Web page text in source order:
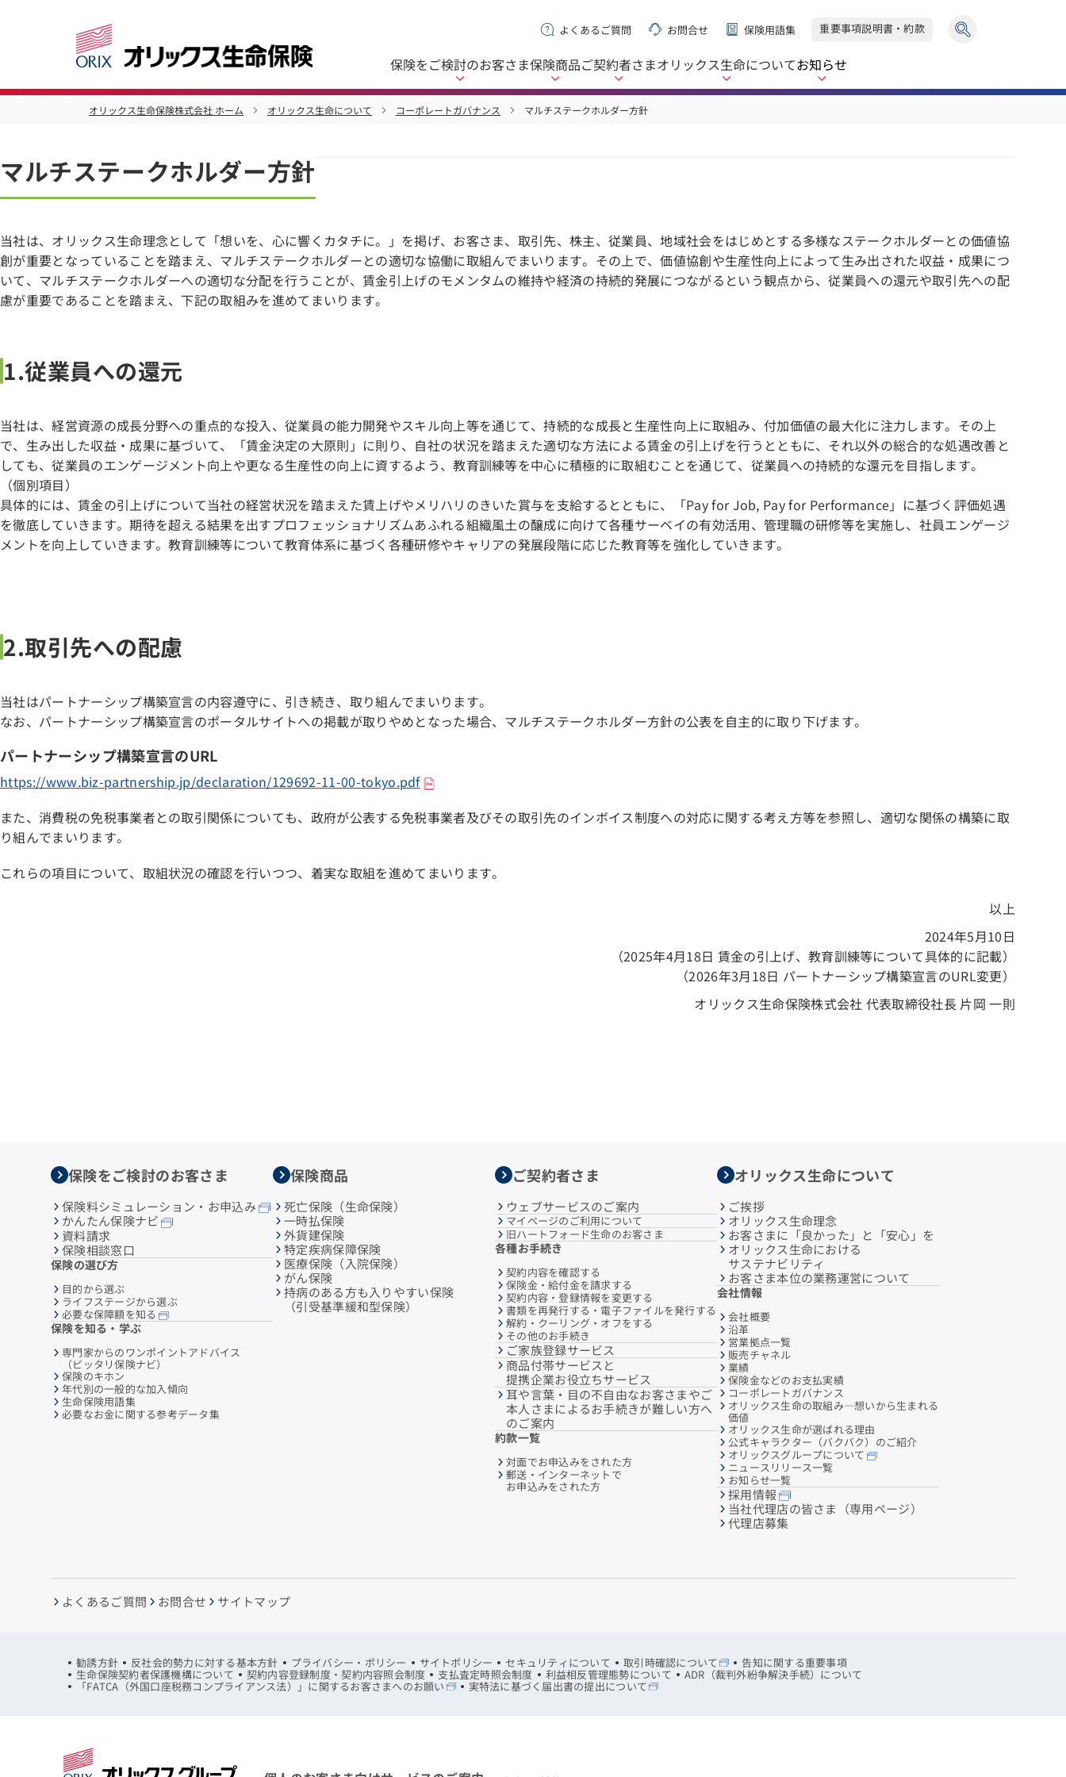
保険をご検討のお客さま保険商品ご契約者さまオリックス生命についてお知らせ
よくあるご質問 お問合せ 保険用語集 重要事項説明書・約款
オリックス生命保険株式会社 ホーム オリックス生命について コーポレートガバナンス マルチステークホルダー方針
マルチステークホルダー方針
当社は、オリックス生命理念として「想いを、心に響くカタチに。」を掲げ、お客さま、取引先、株主、従業員、地域社会をはじめとする多様なステークホルダーとの価値協
創が重要となっていることを踏まえ、マルチステークホルダーとの適切な協働に取組んでまいります。その上で、価値協創や生産性向上によって生み出された収益・成果につ
いて、マルチステークホルダーへの適切な分配を行うことが、賃金引上げのモメンタムの維持や経済の持続的発展につながるという観点から、従業員への還元や取引先への配
慮が重要であることを踏まえ、下記の取組みを進めてまいります。
1.従業員への還元
当社は、経営資源の成長分野への重点的な投入、従業員の能力開発やスキル向上等を通じて、持続的な成長と生産性向上に取組み、付加価値の最大化に注力します。その上
で、生み出した収益・成果に基づいて、「賃金決定の大原則」に則り、自社の状況を踏まえた適切な方法による賃金の引上げを行うとともに、それ以外の総合的な処遇改善と
しても、従業員のエンゲージメント向上や更なる生産性の向上に資するよう、教育訓練等を中心に積極的に取組むことを通じて、従業員への持続的な還元を目指します。
（個別項目）
具体的には、賃金の引上げについて当社の経営状況を踏まえた賃上げやメリハリのきいた賞与を支給するとともに、「Pay for Job, Pay for Performance」に基づく評価処遇
を徹底していきます。期待を超える結果を出すプロフェッショナリズムあふれる組織風土の醸成に向けて各種サーベイの有効活用、管理職の研修等を実施し、社員エンゲージ
メントを向上していきます。教育訓練等について教育体系に基づく各種研修やキャリアの発展段階に応じた教育等を強化していきます。
2.取引先への配慮
当社はパートナーシップ構築宣言の内容遵守に、引き続き、取り組んでまいります。
なお、パートナーシップ構築宣言のポータルサイトへの掲載が取りやめとなった場合、マルチステークホルダー方針の公表を自主的に取り下げます。
パートナーシップ構築宣言のURL
https://www.biz-partnership.jp/declaration/129692-11-00-tokyo.pdf
また、消費税の免税事業者との取引関係についても、政府が公表する免税事業者及びその取引先のインボイス制度への対応に関する考え方等を参照し、適切な関係の構築に取
り組んでまいります。
これらの項目について、取組状況の確認を行いつつ、着実な取組を進めてまいります。
以上
2024年5月10日
（2025年4月18日 賃金の引上げ、教育訓練等について具体的に記載）
（2026年3月18日 パートナーシップ構築宣言のURL変更）
オリックス生命保険株式会社 代表取締役社長 片岡 一則
保険をご検討のお客さま
保険料シミュレーション・お申込み
かんたん保険ナビ
資料請求
保険相談窓口
保険の選び方
目的から選ぶ
ライフステージから選ぶ
必要な保障額を知る
保険を知る・学ぶ
専門家からのワンポイントアドバイス
（ピッタリ保険ナビ）
保険のキホン
年代別の一般的な加入傾向
生命保険用語集
必要なお金に関する参考データ集
保険商品
死亡保険（生命保険）
一時払保険
外貨建保険
特定疾病保障保険
医療保険（入院保険）
がん保険
持病のある方も入りやすい保険
（引受基準緩和型保険）
ご契約者さま
ウェブサービスのご案内
マイページのご利用について
旧ハートフォード生命のお客さま
各種お手続き
契約内容を確認する
保険金・給付金を請求する
契約内容・登録情報を変更する
書類を再発行する・電子ファイルを発行する
解約・クーリング・オフをする
その他のお手続き
ご家族登録サービス
商品付帯サービスと
提携企業お役立ちサービス
耳や言葉・目の不自由なお客さまやご
本人さまによるお手続きが難しい方へ
のご案内
約款一覧
対面でお申込みをされた方
郵送・インターネットで
お申込みをされた方
オリックス生命について
ご挨拶
オリックス生命理念
お客さまに「良かった」と「安心」を
オリックス生命における
サステナビリティ
お客さま本位の業務運営について
会社情報
会社概要
沿革
営業拠点一覧
販売チャネル
業績
保険金などのお支払実績
コーポレートガバナンス
オリックス生命の取組み―想いから生まれる
価値
オリックス生命が選ばれる理由
公式キャラクター（バクバク）のご紹介
オリックスグループについて
ニュースリリース一覧
お知らせ一覧
採用情報
当社代理店の皆さま（専用ページ）
代理店募集
よくあるご質問 お問合せ サイトマップ
勧誘方針 反社会的勢力に対する基本方針 プライバシー・ポリシー サイトポリシー セキュリティについて 取引時確認について 告知に関する重要事項
生命保険契約者保護機構について 契約内容登録制度・契約内容照会制度 支払査定時照会制度 利益相反管理態勢について ADR（裁判外紛争解決手続）について
「FATCA（外国口座税務コンプライアンス法）」に関するお客さまへのお願い 実特法に基づく届出書の提出について